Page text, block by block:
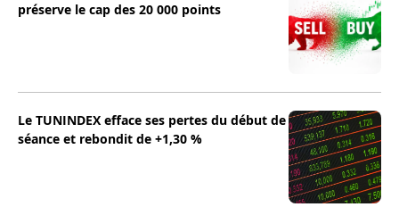
préserve le cap des 20 000 points
Le TUNINDEX efface ses pertes du début de
séance et rebondit de +1,30 %